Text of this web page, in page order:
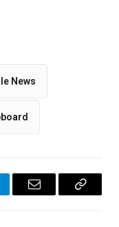
News
Email
Copy